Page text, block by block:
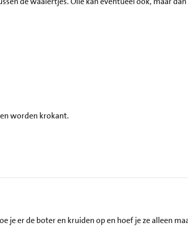
worden krokant.
je er de boter en kruiden op en hoef je ze alleen